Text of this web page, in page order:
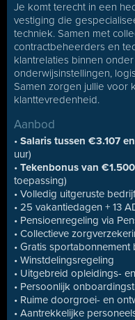
Je komt terecht in een
vestiging die
techniek. Samen met
contractbeheerders en
klantrelaties binnen
onderwijsinstellingen,
Samen zorgen jullie voor
klanttevredenheid.
Aanbod
• Salaris tussen €3.107
uur)
• Tekenbonus van
toepassing)
• Volledig uitgeruste
• 25 vakantiedagen + 13
• Pensioenregeling via
• Collectieve
• Gratis
• Winstdelingsregeling
• Uitgebreid opleidings-
• Persoonlijk
• Ruime doorgroei- en
• Aantrekkelijke